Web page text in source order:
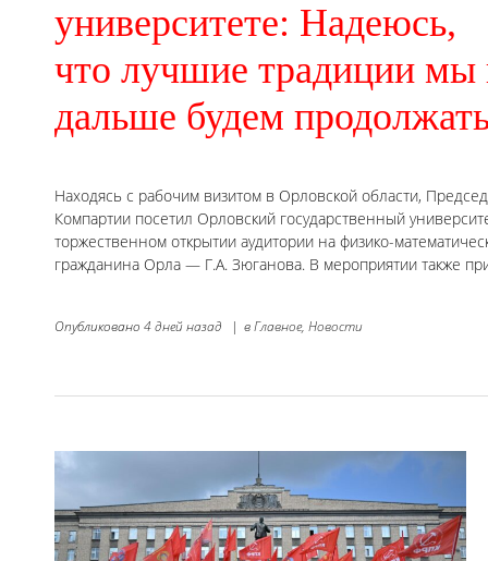
университете: Надеюсь,
что лучшие традиции мы
дальше будем
Находясь с рабочим визитом в Орловской области,
Компартии посетил Орловский государственный
торжественном открытии аудитории на физико-
гражданина Орла — Г.А. Зюганова. В мероприятии также
Опубликовано 4 дней назад | вГлавное, Новости